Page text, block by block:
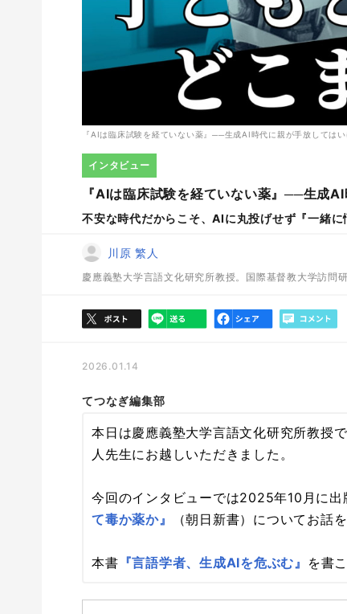
『AIは臨床試験を経ていない薬』──生成
不安な時代だからこそ、AIに丸投げせず『一緒
インタビュー
川原 繁人
慶應義塾大学言語文化研究所教授。国際基督教大学訪問研
『AIは臨床試験を経ていない薬』──生成AI時代に親が手放しては
2026.01.14
てつなぎ編集部
本日は慶應義塾大学言語文化研究所教授
人先生にお越しいただきました。
今回のインタビューでは2025年10月に出
て毒か薬か』
（朝日新書）についてお話
本書 『言語学者、生成AIを危ぶむ』 を書